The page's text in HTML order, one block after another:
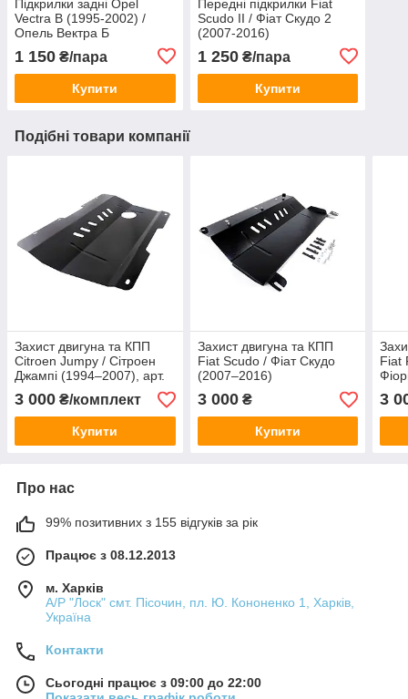
Підкрилки задні Opel
Vectra B (1995-2002) /
Опель Вектра Б
1 150 ₴/пара
Купити
Передні підкрилки Fiat
Scudo II / Фіат Скудо 2
(2007-2016)
1 250₴/пара
Купити
Подібні товари компанії
Захист двигуна та КПП
Citroen Jumpy / Сітроен
Джампі (1994–2007), арт.
106/3, сталь 2 мм, ЩИТ
3 000 ₴/комплект
Купити
Захист двигуна та КПП
Fiat Scudo / Фіат Скудо
(2007–2016)
3 000₴
Купити
Fiat
3
Про нас
99% позитивних з 155 відгуків за рік
Працює з 08.12.2013
м. Харків
А/Р "Лоск" смт. Пісочин, пл. Ю. Кононенко 1, Харків,
Україна
Контакти
Сьогодні працює з 09:00 до 22:00